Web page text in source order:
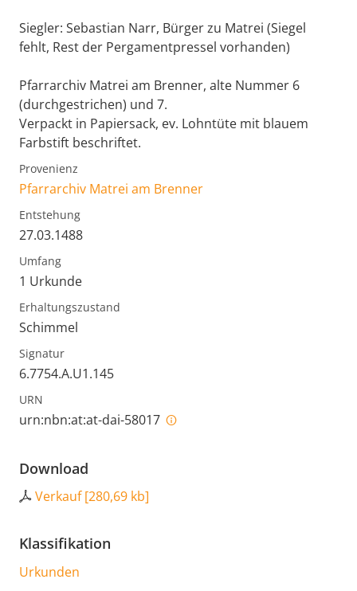
Siegler: Sebastian Narr, Bürger zu Matrei (Siegel
fehlt, Rest der Pergamentpressel vorhanden)
Pfarrarchiv Matrei am Brenner, alte Nummer 6
(durchgestrichen) und 7.
Verpackt in Papiersack, ev. Lohntüte mit blauem
Farbstift beschriftet.
Provenienz
Pfarrarchiv Matrei am Brenner
Entstehung
27.03.1488
Umfang
1 Urkunde
Erhaltungszustand
Schimmel
Signatur
6.7754.A.U1.145
URN
urn:nbn:at:at-dai-58017
Download
Verkauf[280,69 kb]
Klassifikation
Urkunden